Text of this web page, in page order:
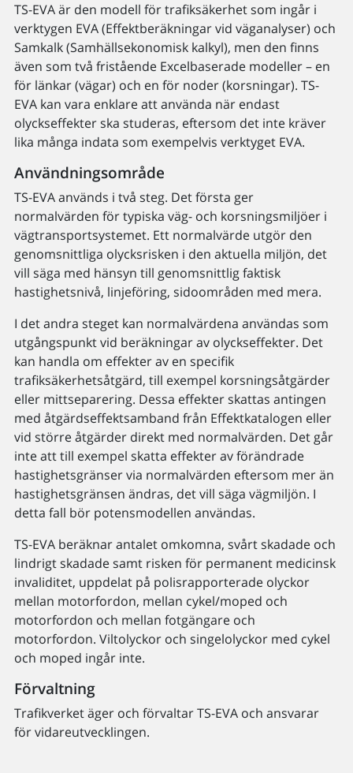
TS-EVA är den modell för trafiksäkerhet som ingår i
verktygen EVA (Effektberäkningar vid väganalyser) och
Samkalk (Samhällsekonomisk kalkyl), men den finns
även som två fristående Excelbaserade modeller – en
för länkar (vägar) och en för noder (korsningar). TS-
EVA kan vara enklare att använda när endast
olyckseffekter ska studeras, eftersom det inte kräver
lika många indata som exempelvis verktyget EVA.
Användningsområde
TS-EVA används i två steg. Det första ger
normalvärden för typiska väg- och korsningsmiljöer i
vägtransportsystemet. Ett normalvärde utgör den
genomsnittliga olycksrisken i den aktuella miljön, det
vill säga med hänsyn till genomsnittlig faktisk
hastighetsnivå, linjeföring, sidoområden med mera.
I det andra steget kan normalvärdena användas som
utgångspunkt vid beräkningar av olyckseffekter. Det
kan handla om effekter av en specifik
trafiksäkerhetsåtgärd, till exempel korsningsåtgärder
eller mittseparering. Dessa effekter skattas antingen
med åtgärdseffektsamband från Effektkatalogen eller
vid större åtgärder direkt med normalvärden. Det går
inte att till exempel skatta effekter av förändrade
hastighetsgränser via normalvärden eftersom mer än
hastighetsgränsen ändras, det vill säga vägmiljön. I
detta fall bör potensmodellen användas.
TS-EVA beräknar antalet omkomna, svårt skadade och
lindrigt skadade samt risken för permanent medicinsk
invaliditet, uppdelat på polisrapporterade olyckor
mellan motorfordon, mellan cykel/moped och
motorfordon och mellan fotgängare och
motorfordon. Viltolyckor och singelolyckor med cykel
och moped ingår inte.
Förvaltning
Trafikverket äger och förvaltar TS-EVA och ansvarar
för vidareutvecklingen.